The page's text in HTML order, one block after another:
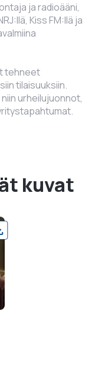
ja radioääni,
Kiss FM:llä ja
tehneet
tilaisuuksiin.
urheilujuonnot,
kuvat